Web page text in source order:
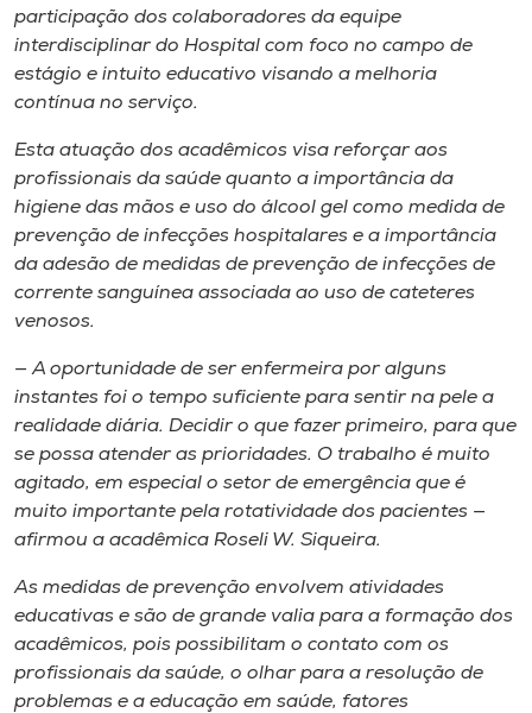
participação dos colaboradores da equipe
interdisciplinar do Hospital com foco no campo de
estágio e intuito educativo visando a melhoria
contínua no serviço.
Esta atuação dos acadêmicos visa reforçar aos
profissionais da saúde quanto a importância da
higiene das mãos e uso do álcool gel como medida de
prevenção de infecções hospitalares e a importância
da adesão de medidas de prevenção de infecções de
corrente sanguínea associada ao uso de cateteres
venosos.
— A oportunidade de ser enfermeira por alguns
instantes foi o tempo suficiente para sentir na pele a
realidade diária. Decidir o que fazer primeiro, para que
se possa atender as prioridades. O trabalho é muito
agitado, em especial o setor de emergência que é
muito importante pela rotatividade dos pacientes —
afirmou a acadêmica Roseli W. Siqueira.
As medidas de prevenção envolvem atividades
educativas e são de grande valia para a formação dos
acadêmicos, pois possibilitam o contato com os
profissionais da saúde, o olhar para a resolução de
problemas e a educação em saúde, fatores